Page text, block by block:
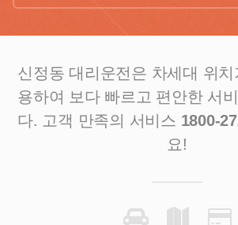
신정동 대리운전은 차세대 위
용하여 보다 빠르고 편안한 서
다. 고객 만족의 서비스 1800-
요!